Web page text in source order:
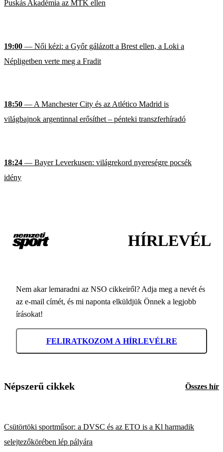
Puskás Akadémia az MTK ellen
19:00 — Női kézi: a Győr gálázott a Brest ellen, a Loki a
Népligetben verte meg a Fradit
18:50 — A Manchester City és az Atlético Madrid is
világbajnok argentinnal erősíthet – pénteki transzferhíradó
18:24 — Bayer Leverkusen: világrekord nyereségre pocsék
idény
HÍRLEVÉL
Nem akar lemaradni az NSO cikkeiről? Adja meg a nevét és
az e-mail címét, és mi naponta elküldjük Önnek a legjobb
írásokat!
FELIRATKOZOM A HÍRLEVÉLRE
Népszerű cikkek Összes hír
Csütörtöki sportműsor: a DVSC és az ETO is a Kl harmadik
selejtezőkörében lép pályára